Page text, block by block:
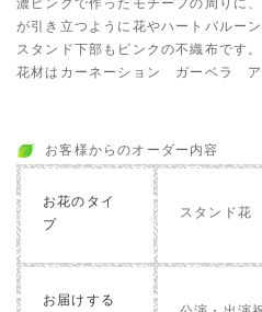
が引き立つように花やハートバルー
スタンド下部もピンクの不織布です。
花材はカーネーション ガーベラ ア
お客様からのオーダー内容
お花のタイ
プ
スタンド花
お届けする